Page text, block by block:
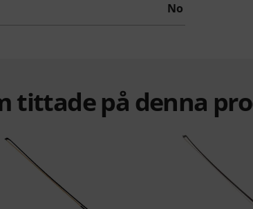
No
tittade på denna